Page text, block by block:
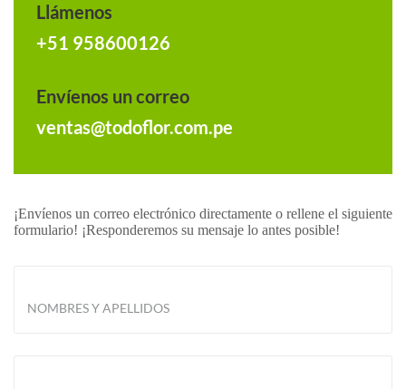
Llámenos
+51 958600126
Envíenos un correo
ventas@todoflor.com.pe
¡Envíenos un correo electrónico directamente o rellene el siguiente
formulario! ¡Responderemos su mensaje lo antes posible!
NOMBRES Y APELLIDOS